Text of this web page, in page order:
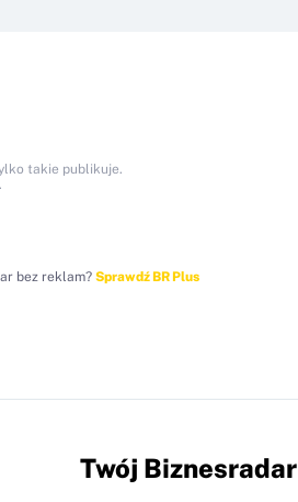
takie publikuje.
bez reklam? Sprawdź BR Plus
Twój Biznesradar